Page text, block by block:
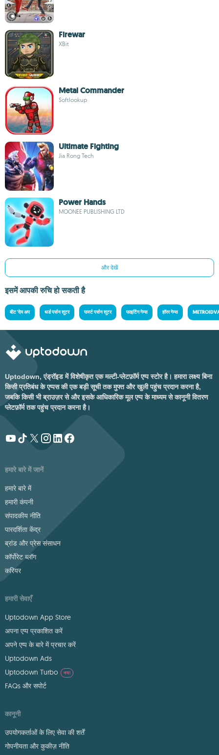
Firewar
XBit
Metal Commander
Softlookup
Ultimate Fighting
Jia Rong Tech
Power Hands
MOONEE PUBLISHING LTD
और देखें
इसमें आपकी रुचि हो सकती है
बीट 'देम अप थर्ड पर्सन शूटर फर्स्ट पर्सन शूटर फाइटिंग गेम्स हॉरर गेम्स
Uptodown, एंड्रॉइड में विशेषीकृत एक मल्टी-प्लेटफ़ॉर्म एप्प स्टोर है। हमारा लक्ष्य बिना
किसी प्रतिबंध के एप्पस की एक बड़ी सूची तक मुफ्त और खुली पहुंच प्रदान करना है,
जबकि किसी भी ब्राउज़र से और इसके आधिकारिक मूल एप्प के माध्यम से कानूनी वितरण
प्लेटफ़ॉर्म तक पहुंच प्रदान करना है।
हमारे बारे में जानें
हमारे बारे में
हमारी कंपनी
संपादकीय नीति
पारदर्शिता केंद्र
ब्रांड और प्रेस संसाधन
कॉर्पोरेट ब्लॉग
करियर
हमारी सेवाएँ
Uptodown App Store
अपना एप्प प्रकाशित करें
अपने एप्प के बारे में प्रचार करें
Uptodown Ads
Uptodown Turbo
नया
FAQs और सपोर्ट
कानूनी
उपयोगकर्ताओं के लिए सेवा की शर्तें
गोपनीयता और कुकीज़ नीति